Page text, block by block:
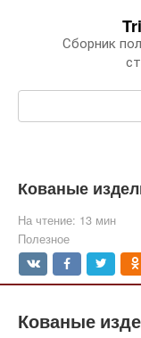
Сборник
Кованые
На чтение: 13 мин
Полезное
Кованые